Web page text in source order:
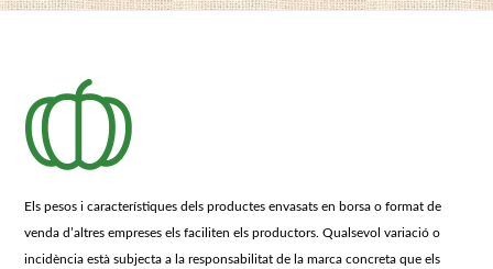
Els pesos i característiques dels productes envasats en borsa o format de
venda d’altres empreses els faciliten els productors. Qualsevol variació o
incidència està subjecta a la responsabilitat de la marca concreta que els